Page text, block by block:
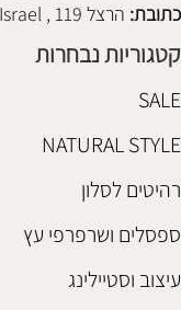
כתובת: הרצל 119 , Rehovot, Israel
קטגוריות נבחרות
SALE
NATURAL STYLE
רהיטים לסלון
ספסלים ושרפרפי עץ
עיצוב וסטיילינג